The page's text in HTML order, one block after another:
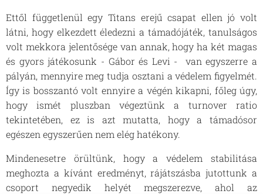
Ettől függetlenül egy Titans erejű csapat ellen jó volt
látni, hogy elkezdett éledezni a támadójáték, tanulságos
volt mekkora jelentősége van annak, hogy ha két magas
és gyors játékosunk - Gábor és Levi - van egyszerre a
pályán, mennyire meg tudja osztani a védelem figyelmét.
Így is bosszantó volt ennyire a végén kikapni, főleg úgy,
hogy ismét pluszban végeztünk a turnover ratio
tekintetében, ez is azt mutatta, hogy a támadósor
egészen egyszerűen nem elég hatékony.
Mindenesetre örültünk, hogy a védelem stabilitása
meghozta a kívánt eredményt, rájátszásba jutottunk a
csoport negyedik helyét megszerezve, ahol az